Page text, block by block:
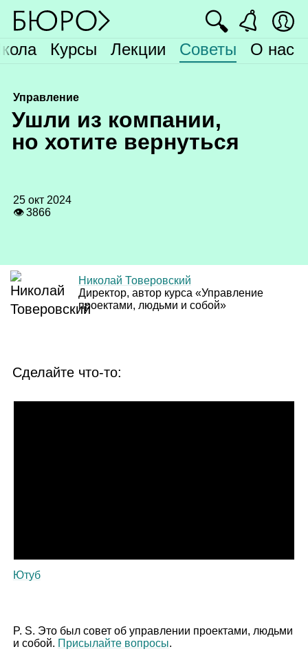
Курсы Лекции Советы О нас
🔍
Управление
Ушли из компании,
но хотите вернуться
25 окт 2024
👁 3866
Николай Товеровский
Директор, автор курса «Управление
проектами, людьми и собой»
Сделайте что‑то:
Ютуб
P. S. Это был совет об управлении проектами, людьми
и собой. Присылайте вопросы.